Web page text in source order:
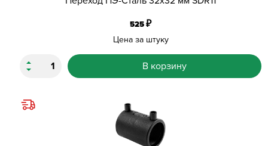
525₽
Цена за штуку
В корзину